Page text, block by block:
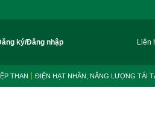
ký/Đăng nhập Liên
THAN ĐIỆN HẠT NHÂN, NĂNG LƯỢNG TÁI